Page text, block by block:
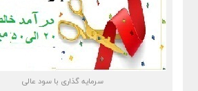
سرمایه گذاری با سود عالی